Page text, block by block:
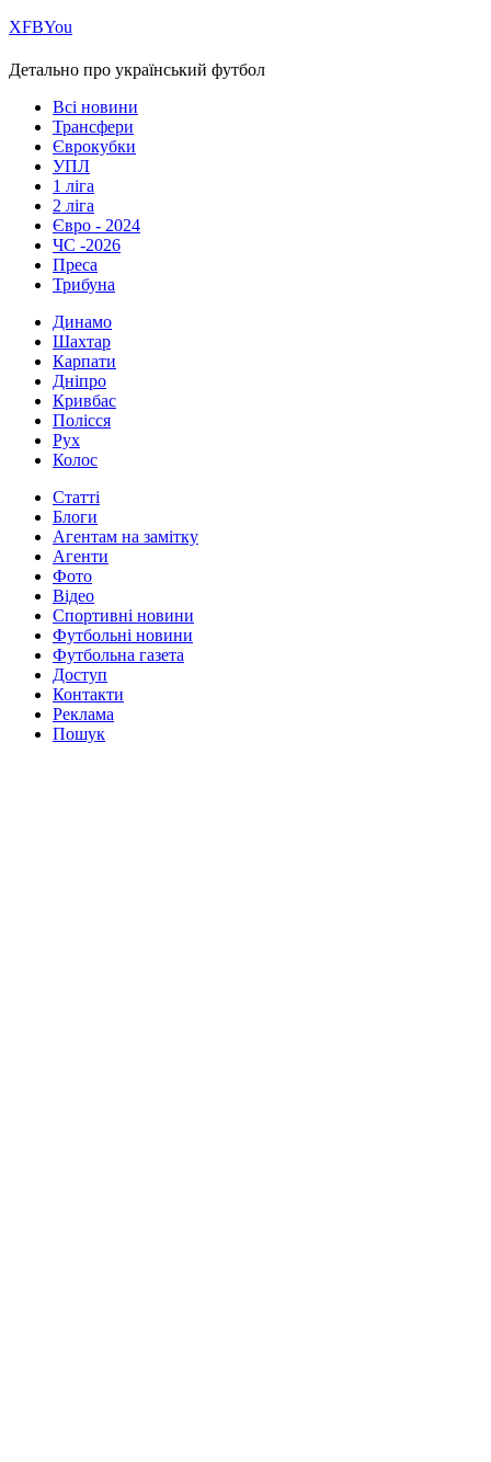
ХFBYou
Детально про український футбол
Всі новини
Трансфери
Єврокубки
УПЛ
1 ліга
2 ліга
Євро - 2024
ЧС -2026
Преса
Трибуна
Динамо
Шахтар
Карпати
Дніпро
Кривбас
Полісся
Рух
Колос
Статті
Блоги
Агентам на замітку
Агенти
Фото
Відео
Спортивні новини
Футбольні новини
Футбольна газета
Доступ
Контакти
Реклама
Пошук